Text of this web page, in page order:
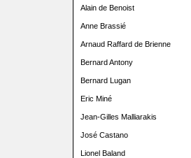
Alain de Benoist
Anne Brassié
Arnaud Raffard de Brienne
Bernard Antony
Bernard Lugan
Eric Miné
Jean-Gilles Malliarakis
José Castano
Lionel Baland